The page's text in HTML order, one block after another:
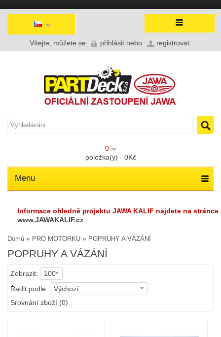
Vítejte, můžete se přihlásit nebo registrovat
0
položka(y) - 0Kč
Menu
Informace ohledně projektu JAWA KALIF najdete na stránce
www.JAWAKALIF.cz
Domů » PRO MOTORKU » POPRUHY A VÁZÁNÍ
POPRUHY A VÁZÁNÍ
Zobrazit:
100
Řadit podle:
Výchozí
Srovnání zboží (0)